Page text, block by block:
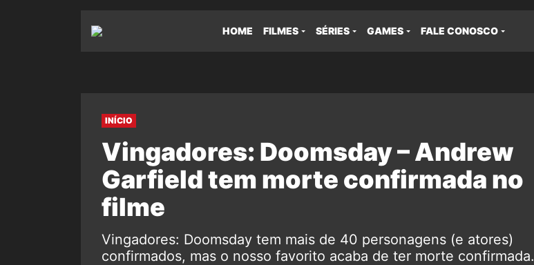
HOME FILMES SÉRIES GAMES FALE CONOSCO
INÍCIO
Vingadores: Doomsday – Andrew
Garfield tem morte confirmada no
filme
Vingadores: Doomsday tem mais de 40 personagens (e atores)
confirmados, mas o nosso favorito acaba de ter morte confirmada.